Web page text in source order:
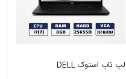
لپ تاپ استوک DELL